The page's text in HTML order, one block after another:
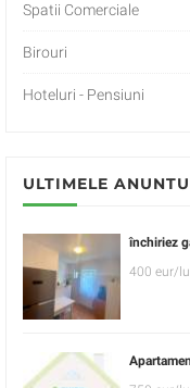
Spatii Comerciale
Birouri
Hoteluri - Pensiuni
ULTIMELE
închiriez
400 eur/